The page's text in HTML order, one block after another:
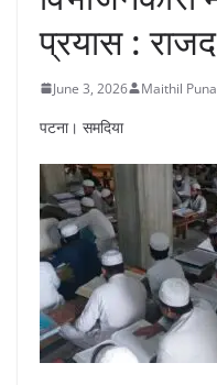
प्रयास : राजद
June 3, 2026 Maithil
पटना। समदिया